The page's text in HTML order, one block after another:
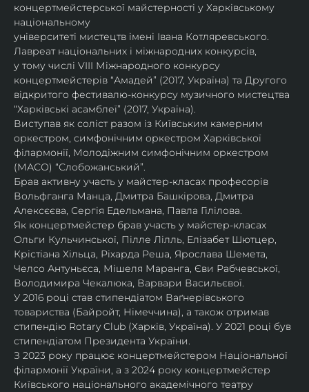
концертмейстерської майстерності у Харківському
національному
університеті мистецтв імені Івана Котляревського.
Лавреат національних і міжнародних конкурсів,
у тому числі VIII Міжнародного конкурсу
концертмейстерів “Амадей” (2017, Україна) та Другого
відкритого фестивалю-конкурсу музичного мистецтва
“Харківські асамблеї” (2017, Україна).
Виступав як соліст разом із Київським камерним
оркестром, симфонічним оркестром Харківської
філармонії, Молодіжним симфонічним оркестром
(МАСО) “Слобожанський”.
Брав активну участь у майстер-класах професорів
Вольфганга Манца, Дмитра Башкірова, Дмитра
Алексєєва, Сергія Едельмана, Павла Гілілова.
Як концертмейстер брав участь у майстер-класах
Ольги Кульчинської, Пілле Лілль, Елізабет Шютцер,
Крістіана Хільца, Ріхарда Реша, Ярослава Шемета,
Челсо Антуньєса, Мішеля Маранга, Єви Рабчевської,
Володимира Чекалюка, Варвари Васильєвої.
У 2016 році став стипендіатом Ваґнерівського
товариства (Байройт, Німеччина), а також отримав
стипендію Rotary Club (Харків, Україна). У 2021 році був
стипендіатом Президента України.
З 2023 року працює концертмейстером Національної
філармонії України, а з 2024 року концертмейстер
Київського національного академічного театру